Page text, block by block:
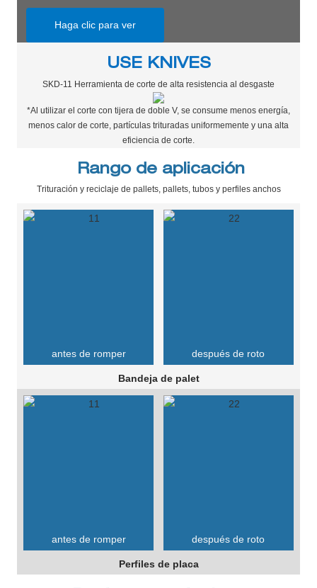
Haga clic para ver
USE KNIVES
SKD-11 Herramienta de corte de alta resistencia al desgaste
*Al utilizar el corte con tijera de doble V, se consume menos energía,
menos calor de corte, partículas trituradas uniformemente y una alta
eficiencia de corte.
Rango de aplicación
Trituración y reciclaje de pallets, pallets, tubos y perfiles anchos
antes de romper después de roto
Bandeja de palet
antes de romper después de roto
Perfiles de placa